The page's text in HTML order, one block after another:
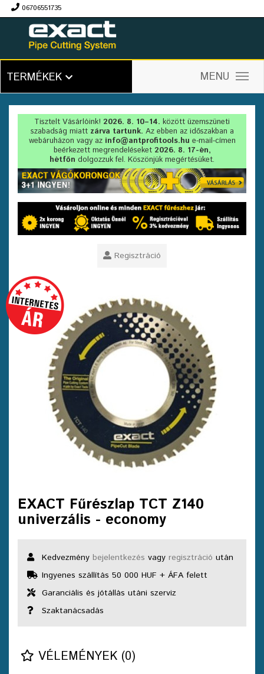
06706551735
TERMÉKEK MENU
Tisztelt Vásárlóink! 2026. 8. 10–14. között üzemszüneti
szabadság miatt zárva tartunk. Az ebben az időszakban a
webáruházon vagy az info@antprofitools.hu e-mail-címen
beérkezett megrendeléseket 2026. 8. 17-én,
hétfőn dolgozzuk fel. Köszönjük megértésüket.
Regisztráció
EXACT Fűrészlap TCT Z140
univerzális - economy
Kedvezmény bejelentkezés vagy regisztráció után
Ingyenes szállítás 50 000 HUF + ÁFA felett
Garanciális és jótállás utáni szerviz
Szaktanácsadás
VÉLEMÉNYEK (0)